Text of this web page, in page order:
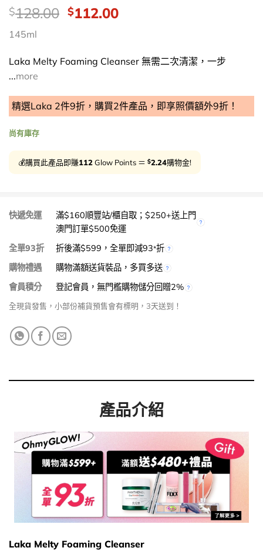
價
錢：
$128.00 Original
$128.00.
$112.00Current
$112.00.
145ml
Laka Melty Foaming Cleanser 無需二次清潔，一步
...more
精選Laka 2件9折，購買2件產品，即享照價額外9折！
尚有庫存
💰購買此產品即賺112Glow Points ＝ $2.24購物金!
快遞免運
滿$160順豐站/櫃自取；$250+送上門
澳門訂單$500免運
全單93折
折後滿$599，全單即減93*折
購物禮遇
購物滿額送貨裝品，多買多送
會員積分
登記會員，無門檻購物儲分回贈2%
全現貨發售，小部份補貨預售會有標明，3天送到！
產品介紹
Laka Melty Foaming Cleanser